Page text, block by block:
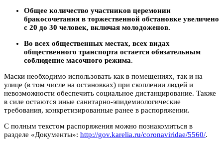
Общее количество участников церемонии
бракосочетания в торжественной обстановке увеличено
с 20 до 30 человек, включая молодоженов.
Во всех общественных местах, всех видах
общественного транспорта остается обязательным
соблюдение масочного режима.
Маски необходимо использовать как в помещениях, так и на
улице (в том числе на остановках) при скоплении людей и
невозможности обеспечить социальное дистанцирование. Также
в силе остаются иные санитарно-эпидемиологические
требования, конкретизированные ранее в распоряжении.
С полным текстом распоряжения можно познакомиться в
разделе «Документы»: http://gov.karelia.ru/coronaviridae/5560/.